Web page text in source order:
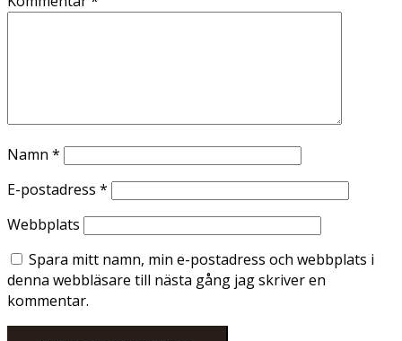
Namn *
E-postadress *
Webbplats
Spara mitt namn, min e-postadress och webbplats i
denna webbläsare till nästa gång jag skriver en
kommentar.